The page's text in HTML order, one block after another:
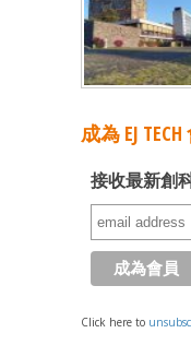
成為 EJ
接收最新創
Click here to